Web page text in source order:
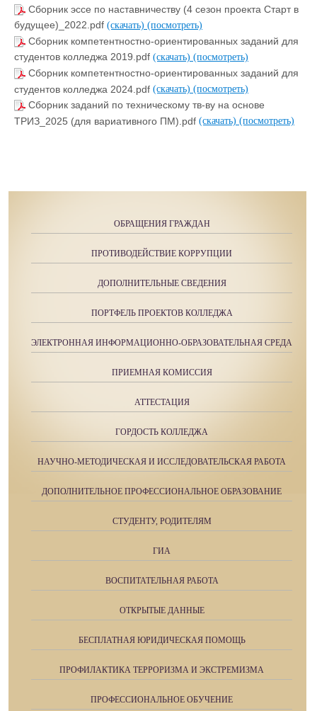
Сборник эссе по наставничеству (4 сезон проекта Старт в
будущее)_2022.pdf (скачать) (посмотреть)
Сборник компетентностно-ориентированных заданий для
студентов колледжа 2019.pdf (скачать) (посмотреть)
Сборник компетентностно-ориентированных заданий для
студентов колледжа 2024.pdf (скачать) (посмотреть)
Сборник заданий по техническому тв-ву на основе
ТРИЗ_2025 (для вариативного ПМ).pdf (скачать) (посмотреть)
ОБРАЩЕНИЯ ГРАЖДАН
ПРОТИВОДЕЙСТВИЕ КОРРУПЦИИ
ДОПОЛНИТЕЛЬНЫЕ СВЕДЕНИЯ
ПОРТФЕЛЬ ПРОЕКТОВ КОЛЛЕДЖА
ЭЛЕКТРОННАЯ ИНФОРМАЦИОННО-ОБРАЗОВАТЕЛЬНАЯ СРЕДА
ПРИЕМНАЯ КОМИССИЯ
АТТЕСТАЦИЯ
ГОРДОСТЬ КОЛЛЕДЖА
НАУЧНО-МЕТОДИЧЕСКАЯ И ИССЛЕДОВАТЕЛЬСКАЯ РАБОТА
ДОПОЛНИТЕЛЬНОЕ ПРОФЕССИОНАЛЬНОЕ ОБРАЗОВАНИЕ
СТУДЕНТУ, РОДИТЕЛЯМ
ГИА
ВОСПИТАТЕЛЬНАЯ РАБОТА
ОТКРЫТЫЕ ДАННЫЕ
БЕСПЛАТНАЯ ЮРИДИЧЕСКАЯ ПОМОЩЬ
ПРОФИЛАКТИКА ТЕРРОРИЗМА И ЭКСТРЕМИЗМА
ПРОФЕССИОНАЛЬНОЕ ОБУЧЕНИЕ